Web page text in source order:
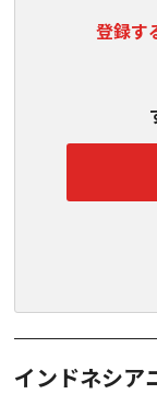
登録す
インドネシア